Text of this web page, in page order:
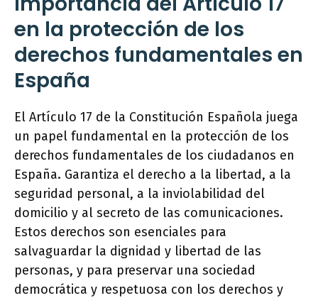
en la protección de los
derechos fundamentales en
España
El Artículo 17 de la Constitución Española juega
un papel fundamental en la protección de los
derechos fundamentales de los ciudadanos en
España. Garantiza el derecho a la libertad, a la
seguridad personal, a la inviolabilidad del
domicilio y al secreto de las comunicaciones.
Estos derechos son esenciales para
salvaguardar la dignidad y libertad de las
personas, y para preservar una sociedad
democrática y respetuosa con los derechos y